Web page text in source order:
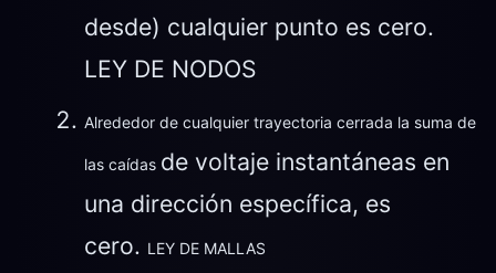
desde) cualquier punto es cero.
LEY DE NODOS
Alrededor de cualquier trayectoria cerrada la suma de
las caídas de voltaje instantáneas en
una dirección específica, es
cero. LEY DE MALLAS